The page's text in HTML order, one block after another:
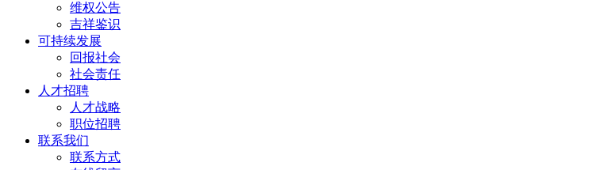
维权公告
吉祥鉴识
可持续发展
回报社会
社会责任
人才招聘
人才战略
职位招聘
联系我们
联系方式